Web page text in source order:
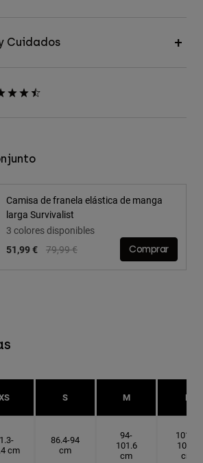
Cuidados
Camisa de franela elástica de manga
larga Survivalist
3 colores disponibles
Price reduced from
79,99 €to
51,99 € Comprar
S M L
cm
86.4-94
cm
94-
101.6
cm
101.6-
109.2
cm